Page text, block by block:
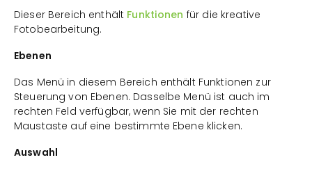
Dieser Bereich enthält Funktionen für die kreative
Fotobearbeitung.
Ebenen
Das Menü in diesem Bereich enthält Funktionen zur
Steuerung von Ebenen. Dasselbe Menü ist auch im
rechten Feld verfügbar, wenn Sie mit der rechten
Maustaste auf eine bestimmte Ebene klicken.
Auswahl